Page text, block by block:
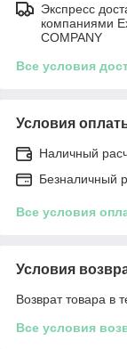
Экспресс
компаниями
COMPANY
Все условия
Условия
Наличный
Безналичный
Все условия
Условия
Возврат товара в
Все условия